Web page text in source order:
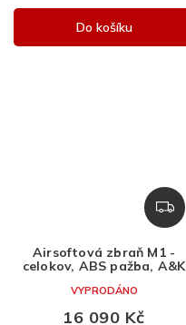
Do košíku
Z
D
R
Airsoftová zbraň M1 -
celokov, ABS pažba, A&K
VYPRODÁNO
16 090 Kč